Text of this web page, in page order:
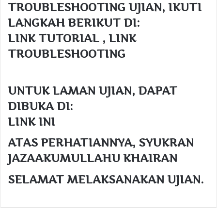
TROUBLESHOOTING UJIAN, IKUTI
LANGKAH BERIKUT DI:
LINK TUTORIAL , LINK
TROUBLESHOOTING
UNTUK LAMAN UJIAN, DAPAT
DIBUKA DI:
LINK INI
ATAS PERHATIANNYA, SYUKRAN
JAZAAKUMULLAHU KHAIRAN
SELAMAT MELAKSANAKAN UJIAN.